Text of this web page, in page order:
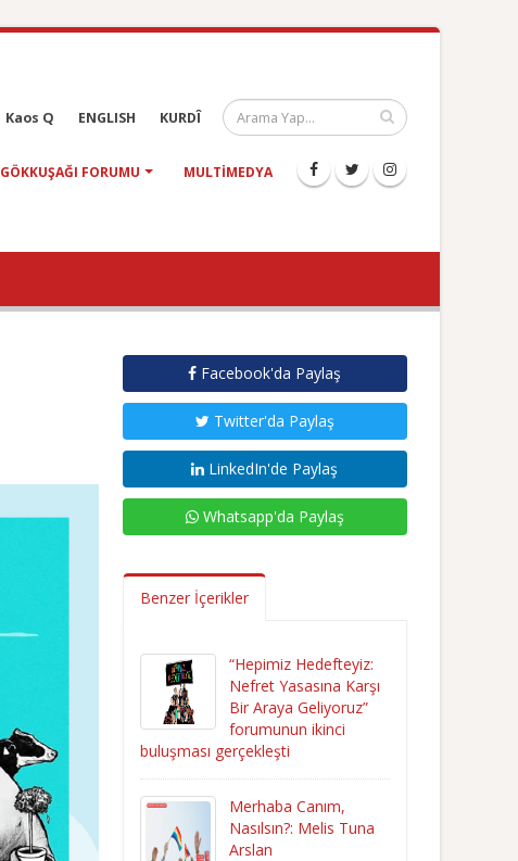
Kaos Q ENGLISH KURDÎ
GÖKKUŞAĞI FORUMU MULTIMEDYA
Facebook'da Paylaş
Twitter'da Paylaş
LinkedIn'de Paylaş
Whatsapp'da Paylaş
Benzer İçerikler
“Hepimiz Hedefteyiz:
Nefret Yasasına Karşı
Bir Araya Geliyoruz”
forumunun ikinci
buluşması gerçekleşti
Merhaba Canım,
Nasılsın?: Melis Tuna
Arslan